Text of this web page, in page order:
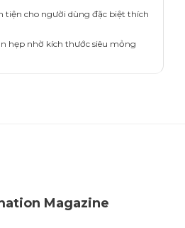
tiện cho người dùng đặc biệt thích
hẹp nhờ kích thước siêu mỏng
Magazine